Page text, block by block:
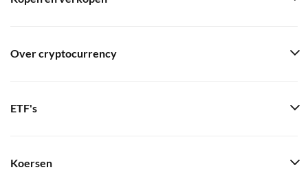
Over cryptocurrency
ETF's
Koersen